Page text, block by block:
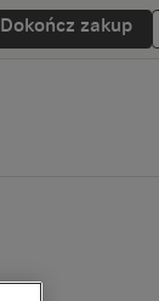
Dokończ zakup